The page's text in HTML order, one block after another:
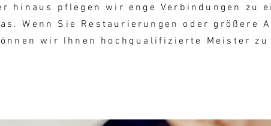
hinaus pflegen wir enge Verbindungen zu
Wenn Sie Restaurierungen oder größere
wir Ihnen hochqualifizierte Meister